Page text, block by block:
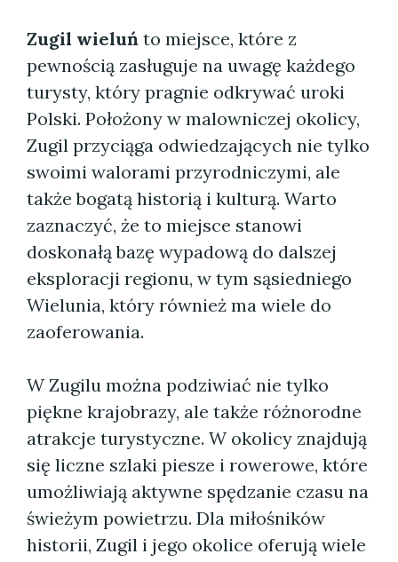
Zugil wieluń to miejsce, które z
pewnością zasługuje na uwagę każdego
turysty, który pragnie odkrywać uroki
Polski. Położony w malowniczej okolicy,
Zugil przyciąga odwiedzających nie tylko
swoimi walorami przyrodniczymi, ale
także bogatą historią i kulturą. Warto
zaznaczyć, że to miejsce stanowi
doskonałą bazę wypadową do dalszej
eksploracji regionu, w tym sąsiedniego
Wielunia, który również ma wiele do
zaoferowania.
W Zugilu można podziwiać nie tylko
piękne krajobrazy, ale także różnorodne
atrakcje turystyczne. W okolicy znajdują
się liczne szlaki piesze i rowerowe, które
umożliwiają aktywne spędzanie czasu na
świeżym powietrzu. Dla miłośników
historii, Zugil i jego okolice oferują wiele